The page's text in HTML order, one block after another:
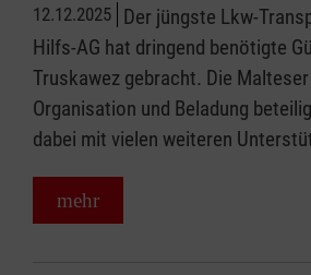
12.12.2025 Der jüngste Lkw-
Hilfs-AG hat dringend benötigte
Truskawez gebracht. Die
Organisation und Beladung
dabei mit vielen weiteren
mehr